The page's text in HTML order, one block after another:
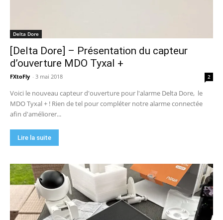
Delta Dore
[Delta Dore] – Présentation du capteur
d’ouverture MDO Tyxal +
FXtoFly - 3 mai 2018 2
Voici le nouveau capteur d'ouverture pour l'alarme Delta Dore, le
MDO Tyxal + ! Rien de tel pour compléter notre alarme connectée
afin d'améliorer...
Lire la suite